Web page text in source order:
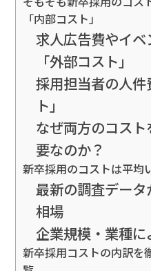
「内部コスト」
求人広告費やイ
「外部コスト」
採用担当者の人
ト」
なぜ両方のコス
要なのか？
新卒採用のコストは平均
最新の調査デー
相場
企業規模・業種
新卒採用コストの内訳を